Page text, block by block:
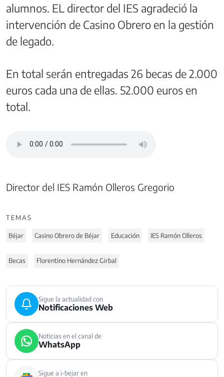
alumnos. EL director del IES agradeció la
intervención de Casino Obrero en la gestión
de legado.
En total serán entregadas 26 becas de 2.000
euros cada una de ellas. 52.000 euros en
total.
Director del IES Ramón Olleros Gregorio
TEMAS
Béjar Casino Obrero de Béjar Educación IES Ramón Olleros
Becas Florentino Hernández Girbal
Sigue la actualidad con
Notificaciones Web
Noticias en el canal de
WhatsApp
Sigue a i-bejar en